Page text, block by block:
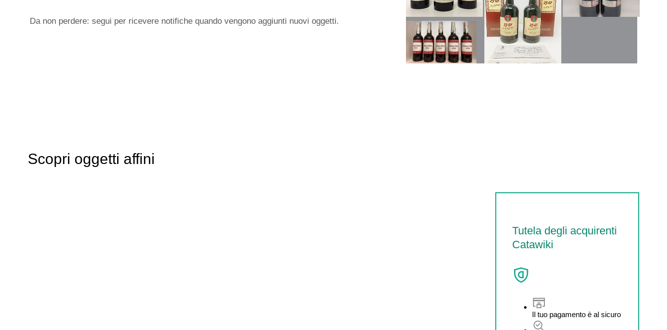
Da non perdere: segui per ricevere notifiche quando vengono aggiunti nuovi oggetti.
Scopri oggetti affini
Tutela degli acquirenti
Catawiki
Il tuo pagamento è al sicuro